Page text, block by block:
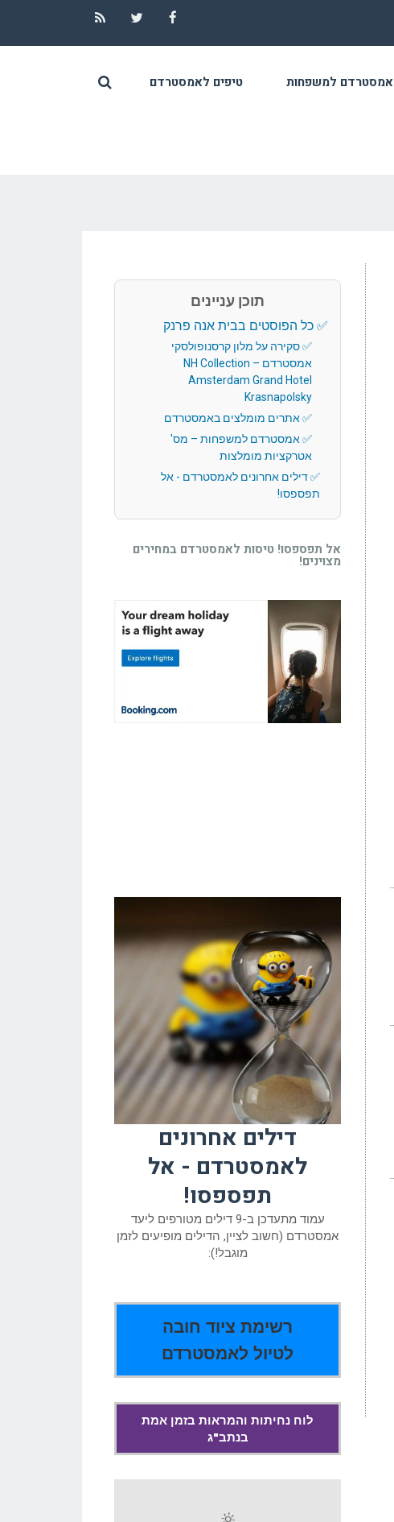
אמסטרדם למשפחות טיפים לאמסטרדם
תוכן עניינים
כל הפוסטים בבית אנה פרנק
סקירה על מלון קרסנופולסקי
אמסטרדם – NH Collection
Amsterdam Grand Hotel
Krasnapolsky
אתרים מומלצים באמסטרדם
אמסטרדם למשפחות – מס'
אטרקציות מומלצות
דילים אחרונים לאמסטרדם - אל
תפספסו!
אל תפספסו! טיסות לאמסטרדם במחירים
מצוינים!
דילים אחרונים
לאמסטרדם - אל
תפספסו!
עמוד מתעדכן ב-9 דילים מטורפים ליעד
אמסטרדם (חשוב לציין, הדילים מופיעים לזמן
מוגבל!):
רשימת ציוד חובה
לטיול לאמסטרדם
לוח נחיתות והמראות בזמן אמת
בנתב"ג